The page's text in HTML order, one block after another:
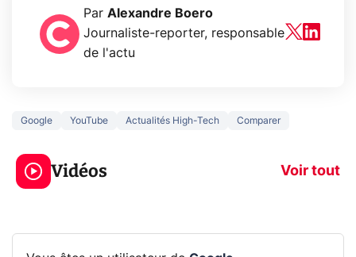
Par Alexandre Boero
Journaliste-reporter, responsable
de l'actu
Google YouTube Actualités High-Tech Comparer
Vidéos Voir tout
3 écrans en 1 pour
319€ ? Voici L'AOC
CQ32G4ZA !
5
prochaine